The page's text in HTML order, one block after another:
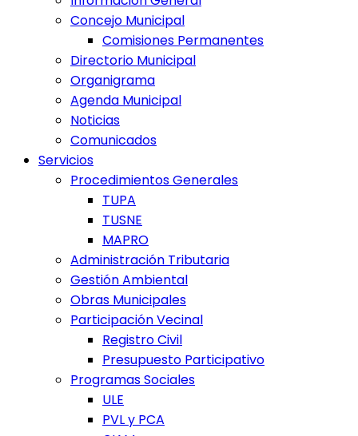
Concejo Municipal
Comisiones Permanentes
Directorio Municipal
Organigrama
Agenda Municipal
Noticias
Comunicados
Servicios
Procedimientos Generales
TUPA
TUSNE
MAPRO
Administración Tributaria
Gestión Ambiental
Obras Municipales
Participación Vecinal
Registro Civil
Presupuesto Participativo
Programas Sociales
ULE
PVL y PCA